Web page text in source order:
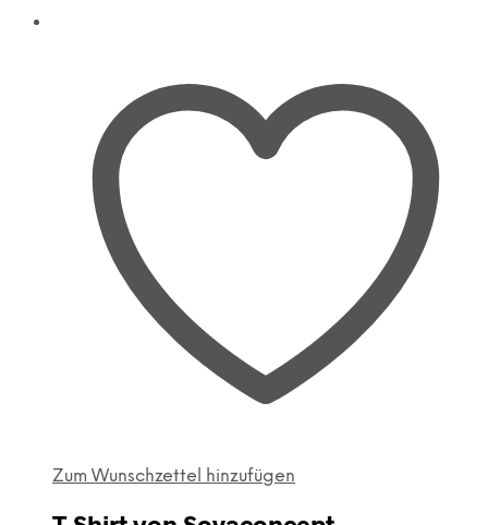
Zum Wunschzettel hinzufügen